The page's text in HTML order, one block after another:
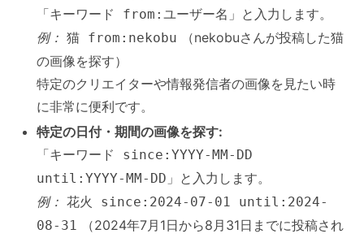
「キーワード from:ユーザー名 」と入力します。
例： 猫 from:nekobu （nekobuさんが投稿した猫
の画像を探す）
特定のクリエイターや情報発信者の画像を見たい時
に非常に便利です。
特定の日付・期間の画像を探す:
「キーワード since:YYYY-MM-DD
until:YYYY-MM-DD 」と入力します。
例： 花火 since:2024-07-01 until:2024-
08-31 （2024年7月1日から8月31日までに投稿され